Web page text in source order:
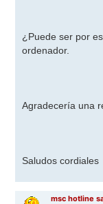
¿Puede ser por
ordenador.
Agradecería una
Saludos cordiales
msc hotline